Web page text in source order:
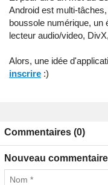
Android est multi-
boussole numérique, un
lecteur audio/video,
Alors, une idée
inscrire :)
Commentaires (0)
Nouveau